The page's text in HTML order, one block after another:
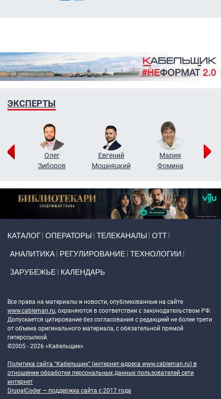
ЭКСПЕРТЫ
Олег
Зиборов
Евгений
Мошняцкий
Мария
Фомина
КАТАЛОГ ОПЕРАТОРЫ ТЕЛЕКАНАЛЫ ОТТ
АНАЛИТИКА РЕГУЛИРОВАНИЕ ТЕХНОЛОГИИ
ЗАРУБЕЖЬЕ КАЛЕНДАРЬ
Все права на материалы и новости, опубликованные на сайте
www.cableman.ru, охраняются в соответствии с законодательством РФ.
Допускается цитирование без согласования с редакцией не более трети
от объема оригинального материала, с обязательной прямой
гиперссылкой.
©2005 - 2026 «Кабельщик»
Политика сайта "Кабельщик" (интернет-адреса www.cableman.ru) в
отношении обработки персональных данных пользователей сети
интернет
DrupalCoder — поддержка сайта c 2017 года